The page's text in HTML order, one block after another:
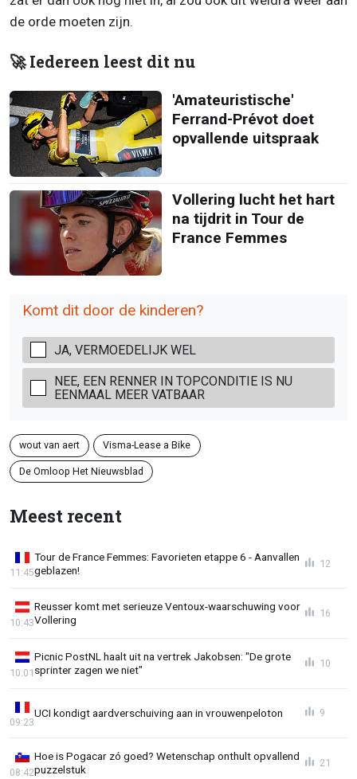
de orde moeten zijn.
🚀 Iedereen leest dit nu
'Amateuristische'
Ferrand-Prévot doet
opvallende uitspraak
Vollering lucht het hart
na tijdrit in Tour de
France Femmes
Komt dit door de kinderen?
JA, VERMOEDELIJK WEL
NEE, EEN RENNER IN TOPCONDITIE IS NU
EENMAAL MEER VATBAAR
wout van aert Visma-Lease a Bike
De Omloop Het Nieuwsblad
Meest recent
Tour de France Femmes: Favorieten etappe 6 - Aanvallen
geblazen!
11:45
12
Reusser komt met serieuze Ventoux-waarschuwing voor
Vollering
10:43
16
Picnic PostNL haalt uit na vertrek Jakobsen: "De grote
sprinter zagen we niet"
10:01
10
UCI kondigt aardverschuiving aan in vrouwenpeloton
09:23
9
Hoe is Pogacar zó goed? Wetenschap onthult opvallend
puzzelstuk
08:42
21